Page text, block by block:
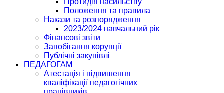
Протидія насильству
Положення та правила
Накази та розпорядження
2023/2024 навчальний рік
Фінансові звіти
Запобігання корупції
Публічні закупівлі
ПЕДАГОГАМ
Атестація і підвишення
кваліфікації педагогічних